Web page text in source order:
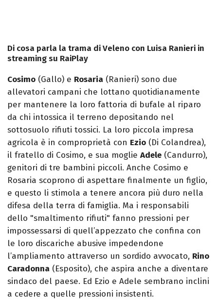
Di cosa parla la trama di Veleno con Luisa Ranieri in
streaming su RaiPlay
Cosimo (Gallo) e Rosaria (Ranieri) sono due
allevatori campani che lottano quotidianamente
per mantenere la loro fattoria di bufale al riparo
da chi intossica il terreno depositando nel
sottosuolo rifiuti tossici. La loro piccola impresa
agricola è in comproprietà con Ezio (Di Colandrea),
il fratello di Cosimo, e sua moglie Adele (Candurro),
genitori di tre bambini piccoli. Anche Cosimo e
Rosaria scoprono di aspettare finalmente un figlio,
e questo li stimola a tenere ancora più duro nella
difesa della terra di famiglia. Ma i responsabili
dello "smaltimento rifiuti" fanno pressioni per
impossessarsi di quell’appezzato che confina con
le loro discariche abusive impedendone
l’ampliamento attraverso un sordido avvocato, Rino
Caradonna (Esposito), che aspira anche a diventare
sindaco del paese. Ed Ezio e Adele sembrano inclini
a cedere a quelle pressioni insistenti.